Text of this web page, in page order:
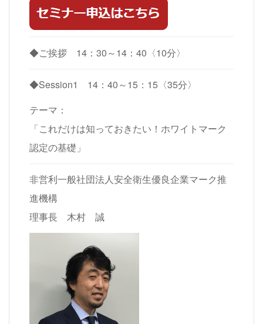
◆ご挨拶 14：30～14：40〈10分〉
◆Session1 14：40～15：15〈35分〉
テーマ：
「これだけは知っておきたい！ホワイトマーク
認定の基礎」
非営利一般社団法人安全衛生優良企業マーク推
進機構
理事長 木村 誠